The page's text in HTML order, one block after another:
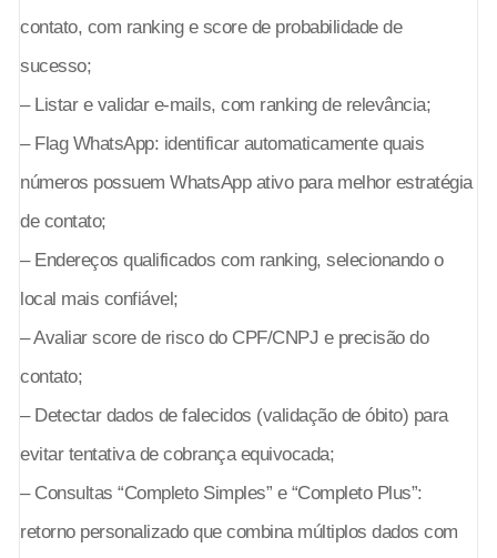
contato, com ranking e score de probabilidade de
sucesso;
– Listar e validar e-mails, com ranking de relevância;
– Flag WhatsApp: identificar automaticamente quais
números possuem WhatsApp ativo para melhor estratégia
de contato;
– Endereços qualificados com ranking, selecionando o
local mais confiável;
– Avaliar score de risco do CPF/CNPJ e precisão do
contato;
– Detectar dados de falecidos (validação de óbito) para
evitar tentativa de cobrança equivocada;
– Consultas “Completo Simples” e “Completo Plus”:
retorno personalizado que combina múltiplos dados com